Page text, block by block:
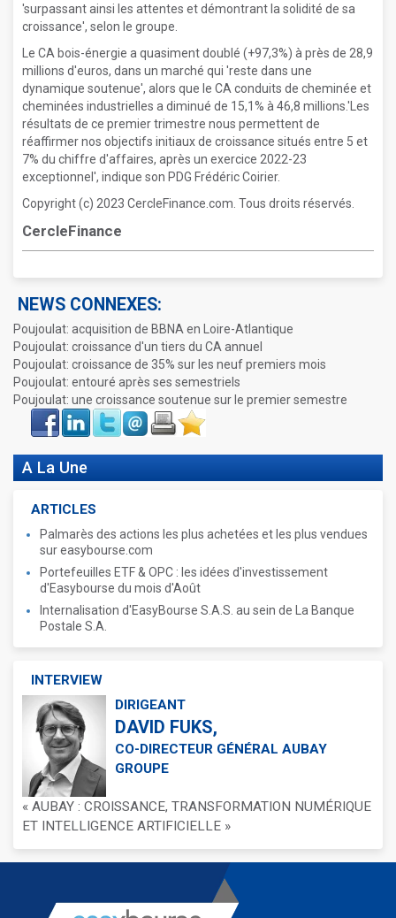
'surpassant ainsi les attentes et démontrant la solidité de sa
croissance', selon le groupe.
Le CA bois-énergie a quasiment doublé (+97,3%) à près de 28,9
millions d'euros, dans un marché qui 'reste dans une
dynamique soutenue', alors que le CA conduits de cheminée et
cheminées industrielles a diminué de 15,1% à 46,8 millions.'Les
résultats de ce premier trimestre nous permettent de
réaffirmer nos objectifs initiaux de croissance situés entre 5 et
7% du chiffre d'affaires, après un exercice 2022-23
exceptionnel', indique son PDG Frédéric Coirier.
Copyright (c) 2023 CercleFinance.com. Tous droits réservés.
CercleFinance
NEWS CONNEXES:
Poujoulat: acquisition de BBNA en Loire-Atlantique
Poujoulat: croissance d'un tiers du CA annuel
Poujoulat: croissance de 35% sur les neuf premiers mois
Poujoulat: entouré après ses semestriels
Poujoulat: une croissance soutenue sur le premier semestre
Face
book
LinkIn Twitter Envoyer ImprimerFavoris
A La Une
ARTICLES
Palmarès des actions les plus achetées et les plus vendues
sur easybourse.com
Portefeuilles ETF & OPC : les idées d'investissement
d'Easybourse du mois d'Août
Internalisation d'EasyBourse S.A.S. au sein de La Banque
Postale S.A.
INTERVIEW
DIRIGEANT
DAVID FUKS,
CO-DIRECTEUR GÉNÉRAL AUBAY
GROUPE
« AUBAY : CROISSANCE, TRANSFORMATION NUMÉRIQUE
ET INTELLIGENCE ARTIFICIELLE »